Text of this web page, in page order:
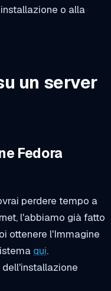
o alla
un server
Fedora
perdere tempo a
l'abbiamo già fatto
ottenere l'Immagine
qui.